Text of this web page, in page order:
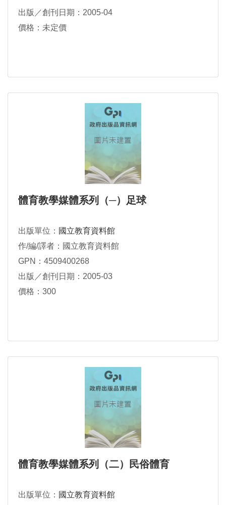
出版／創刊日期：2005-04
價格：未定價
體育教學媒體系列（─）足球
出版單位： 國立教育資料館
作/編/譯者：國立教育資料館
GPN：4509400268
出版／創刊日期：2005-03
價格：300
體育教學媒體系列（二）民俗體育
出版單位： 國立教育資料館